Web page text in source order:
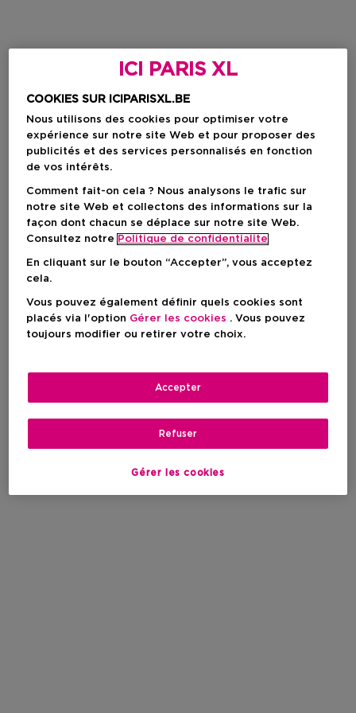
ICI PARIS XL
COOKIES SUR ICIPARISXL.BE
Nous utilisons des cookies pour optimiser votre
expérience sur notre site Web et pour proposer des
publicités et des services personnalisés en fonction
de vos intérêts.
Comment fait-on cela ? Nous analysons le trafic sur
notre site Web et collectons des informations sur la
façon dont chacun se déplace sur notre site Web.
Consultez notre Politique de confidentialite
En cliquant sur le bouton “Accepter”, vous acceptez
cela.
Vous pouvez également définir quels cookies sont
placés via l'option Gérer les cookies . Vous pouvez
toujours modifier ou retirer votre choix.
Gérer les cookies
Refuser
Accepter